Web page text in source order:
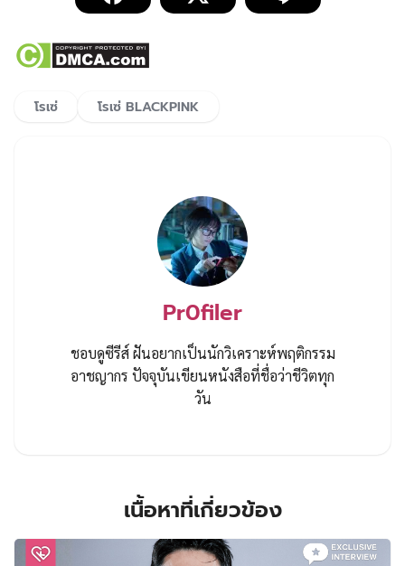
โรเซ่ โรเซ่ BLACKPINK
Pr0filer
ชอบดูซีรีส์ ฝันอยากเป็นนักวิเคราะห์พฤติกรรม
อาชญากร ปัจจุบันเขียนหนังสือที่ชื่อว่าชีวิตทุก
วัน
เนื้อหาที่เกี่ยวข้อง